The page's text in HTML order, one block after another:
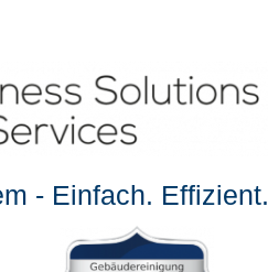
- Einfach. Effizient.